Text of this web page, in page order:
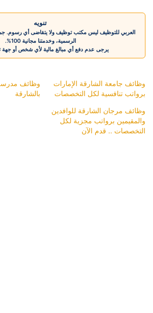
تنويه
العربي للتوظيف ليس مكتب توظيف ولا يتقاضى أي رسوم.
الرسمية، وخدمتنا مجانية 100%.
يرجى عدم دفع أي مبالغ مالية لأي شخص أو جهة
وظائف جامعة الشارقة الإمارات
برواتب تنافسية لكل التخصصات
وظائف مدرسة
بالشارقة
وظائف مرجان الشارقة للوافدين
والمقيمين برواتب مجزية لكل
التخصصات .. قدم الآن